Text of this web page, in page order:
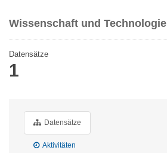
Wissenschaft und Technologie
Datensätze
1
Datensätze
Aktivitäten